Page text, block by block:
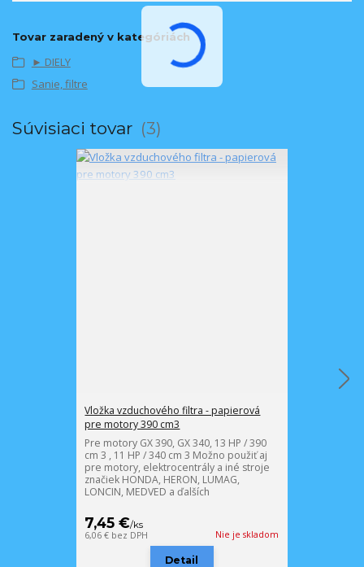
Tovar zaradený v kategóriách
► DIELY
Sanie, filtre
Súvisiaci tovar 3
Vložka vzduchového filtra - papierová
pre motory 390 cm3
Pre motory GX 390, GX 340, 13 HP / 390
cm 3 , 11 HP / 340 cm 3 Možno použiť aj
pre motory, elektrocentrály a iné stroje
značiek HONDA, HERON, LUMAG,
LONCIN, MEDVED a ďalších
7,45 €/ks
6,06 € bez DPH Nie je skladom
Detail